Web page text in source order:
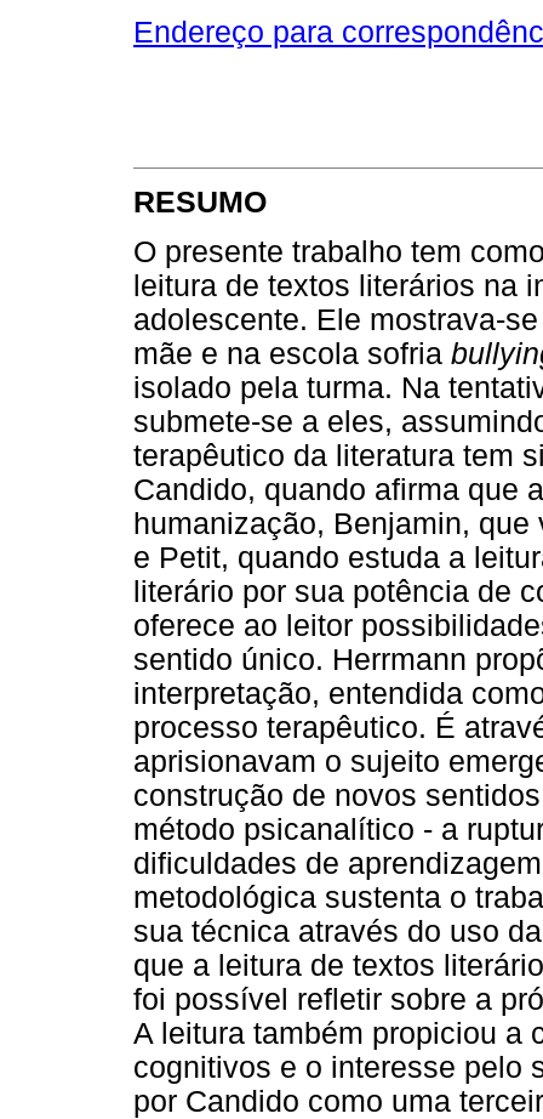
Endereço para
RESUMO
O presente trabalho tem
leitura de textos literários na
adolescente. Ele mostrava-
mãe e na escola sofria
isolado pela turma. Na
submete-se a eles,
terapêutico da literatura tem
Candido, quando afirma que
humanização, Benjamin,
e Petit, quando estuda a
literário por sua potência de
oferece ao leitor
sentido único. Herrmann
interpretação, entendida
processo terapêutico. É
aprisionavam o sujeito
construção de novos
método psicanalítico - a
dificuldades de
metodológica sustenta o
sua técnica através do uso
que a leitura de textos
foi possível refletir sobre a
A leitura também propiciou a
cognitivos e o interesse pelo
por Candido como uma